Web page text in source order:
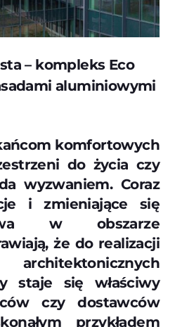
– kompleks Eco
aluminiowymi
komfortowych
do życia czy
wyzwaniem. Coraz
i zmieniające się
w obszarze
że do realizacji
staje się właściwy
czy dostawców
przykładem